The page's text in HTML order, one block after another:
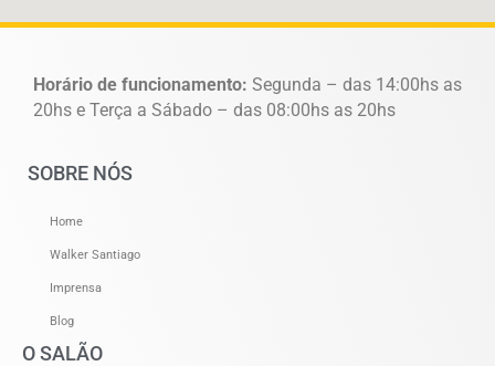
Horário de funcionamento: Segunda – das 14:00hs as
20hs e Terça a Sábado – das 08:00hs as 20hs
SOBRE NÓS
Home
Walker Santiago
Imprensa
Blog
O SALÃO